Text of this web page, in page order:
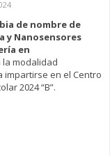
de nombre de
y Nanosensores
en
modalidad
impartirse en el Centro
2024 “B”.